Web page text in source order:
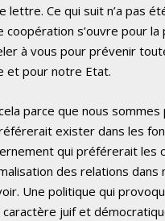
Ce qui suit n’a pas
s’ouvre pour
à vous pour prévenir
et pour notre Etat.
parce que nous
exister dans les
qui préférerait les
des relations
Une politique qui
juif et